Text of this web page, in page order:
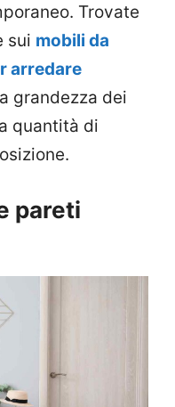
Trovate
sui mobili da
arredare
grandezza dei
quantità di
pareti